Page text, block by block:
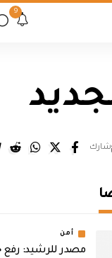
9
شارك
أمن
مصدر للرشيد: رفع